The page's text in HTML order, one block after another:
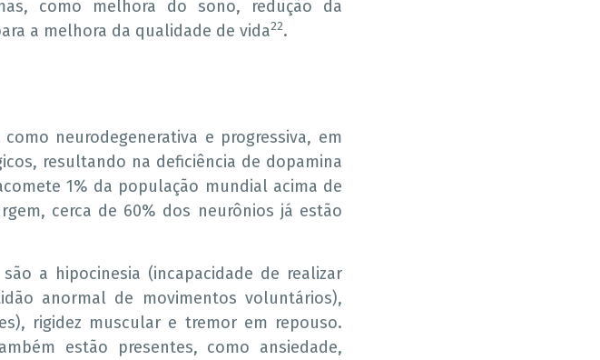
como melhora do sono, redução da
a melhora da qualidade de vida22.
neurodegenerativa e progressiva, em
resultando na deficiência de dopamina
1% da população mundial acima de
cerca de 60% dos neurônios já estão
a hipocinesia (incapacidade de realizar
anormal de movimentos voluntários),
rigidez muscular e tremor em repouso.
estão presentes, como ansiedade,